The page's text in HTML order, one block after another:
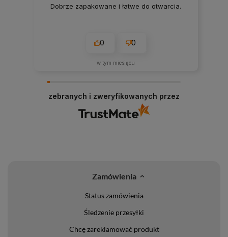
Dobrze zapakowane i łatwe do otwarcia.
0 0
w tym miesiącu
zebranych i zweryfikowanych przez
Zamówienia
Status zamówienia
Śledzenie przesyłki
Chcę zareklamować produkt